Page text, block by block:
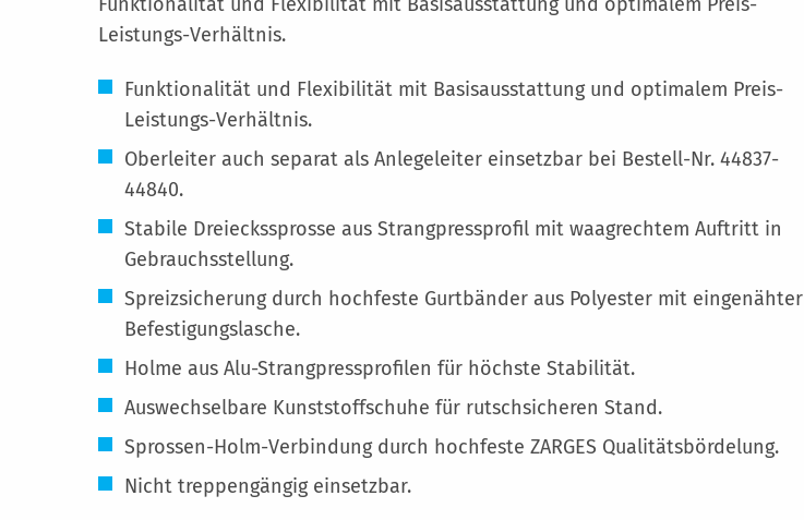
Leistungs-Verhältnis.
Funktionalität und Flexibilität mit Basisausstattung und optimalem Preis-
Leistungs-Verhältnis.
Oberleiter auch separat als Anlegeleiter einsetzbar bei Bestell-Nr. 44837-
44840.
Stabile Dreieckssprosse aus Strangpressprofil mit waagrechtem Auftritt in
Gebrauchsstellung.
Spreizsicherung durch hochfeste Gurtbänder aus Polyester mit eingenähter
Befestigungslasche.
Holme aus Alu-Strangpressprofilen für höchste Stabilität.
Auswechselbare Kunststoffschuhe für rutschsicheren Stand.
Sprossen-Holm-Verbindung durch hochfeste ZARGES Qualitätsbördelung.
Nicht treppengängig einsetzbar.